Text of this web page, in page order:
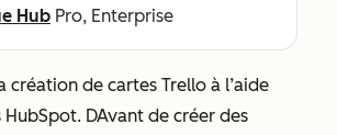
Hub Pro, Enterprise
création de cartes Trello à l’aide
DAvant de créer des